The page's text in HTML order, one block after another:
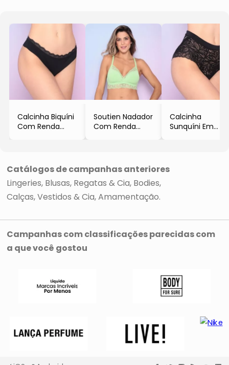
Calcinha Biquíni
Com Renda
Soutien Nadador
Com Renda
Calcinha
Sunquíni Em
Catálogos de campanhas anteriores
Lingeries Blusas, Regatas & Cia Bodies
Calças, Vestidos & Cia Amamentação
Campanhas com classificações parecidas com
a que você gostou